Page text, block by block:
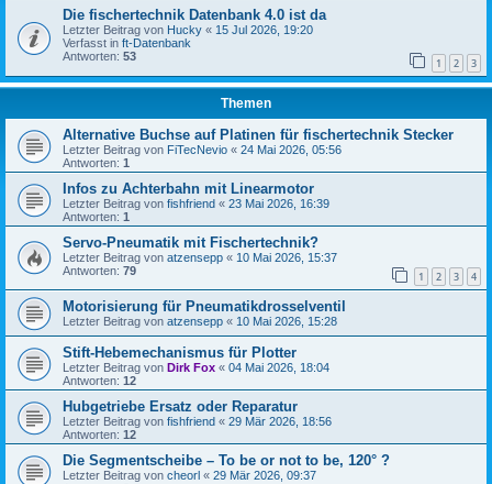
Die fischertechnik Datenbank 4.0 ist da
Letzter Beitrag von Hucky « 15 Jul 2026, 19:20
Verfasst in ft-Datenbank
Antworten: 53 1 2 3
Themen
Alternative Buchse auf Platinen für fischertechnik Stecker
Letzter Beitrag von FiTecNevio « 24 Mai 2026, 05:56
Antworten: 1
Infos zu Achterbahn mit Linearmotor
Letzter Beitrag von fishfriend « 23 Mai 2026, 16:39
Antworten: 1
Servo-Pneumatik mit Fischertechnik?
Letzter Beitrag von atzensepp « 10 Mai 2026, 15:37
Antworten: 79 1 2 3 4
Motorisierung für Pneumatikdrosselventil
Letzter Beitrag von atzensepp « 10 Mai 2026, 15:28
Stift-Hebemechanismus für Plotter
Letzter Beitrag von Dirk Fox « 04 Mai 2026, 18:04
Antworten: 12
Hubgetriebe Ersatz oder Reparatur
Letzter Beitrag von fishfriend « 29 Mär 2026, 18:56
Antworten: 12
Die Segmentscheibe – To be or not to be, 120° ?
Letzter Beitrag von cheorl « 29 Mär 2026, 09:37